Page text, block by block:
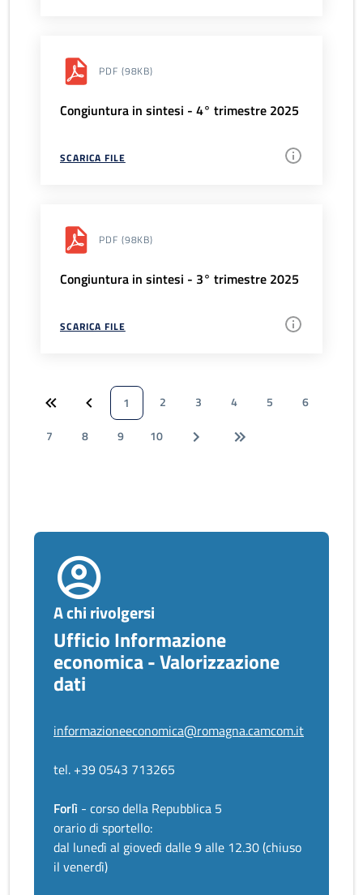
PDF (98KB)
Congiuntura in sintesi - 4° trimestre 2025
SCARICA FILE
PDF (98KB)
Congiuntura in sintesi - 3° trimestre 2025
SCARICA FILE
1 2 3 4 5
6
7
8 9 10
A chi rivolgersi
Ufficio Informazione
economica - Valorizzazione
dati
informazioneeconomica@romagna.camcom.it
tel. +39 0543 713265
Forlì - corso della Repubblica 5
orario di sportello:
dal lunedì al giovedì dalle 9 alle 12.30 (chiuso
il venerdì)